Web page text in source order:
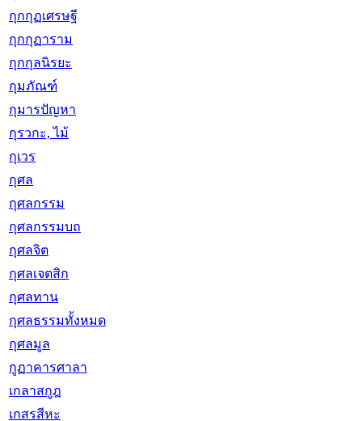
กุกกุฏเศรษฐี
กุกกุฏาราม
กุกกุลนิรยะ
กุมภัณฑ์
กุมารปัญหา
กุรวกะ, ไม้
กุเวร
กุศล
กุศลกรรม
กุศลกรรมบถ
กุศลจิต
กุศลเจตสิก
กุศลทาน
กุศลธรรมทั้งหมด
กุศลมูล
กูฏาคารศาลา
เกลาสกูฎ
เกสรสีหะ